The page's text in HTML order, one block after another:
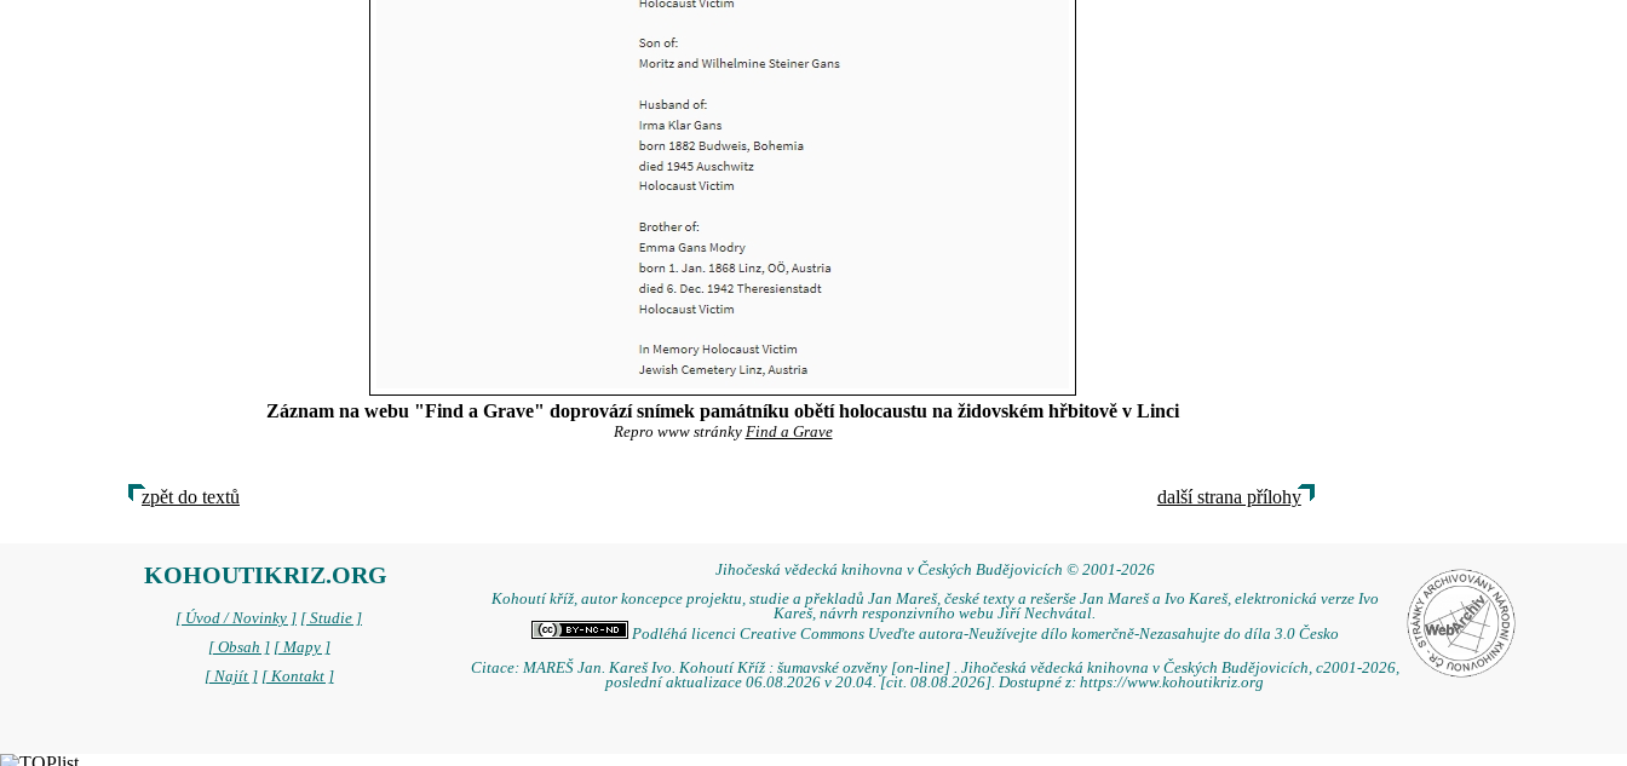
Záznam na webu "Find a Grave" doprovází snímek památníku obětí holocaustu na židovském hřbitově v Linci
Repro www stránky Find a Grave
zpět do textů další strana přílohy
KOHOUTIKRIZ.ORG
[ Úvod / Novinky ] [ Studie ]
[ Obsah ] [ Mapy ]
[ Najít ] [ Kontakt ]
Jihočeská vědecká knihovna v Českých Budějovicích © 2001-2026
Kohoutí kříž, autor koncepce projektu, studie a překladů Jan Mareš, české texty a rešerše Jan Mareš a Ivo Kareš, elektronická verze Ivo
Kareš, návrh responzivního webu Jiří Nechvátal.
Podléhá licenci Creative Commons Uveďte autora-Neužívejte dílo komerčně-Nezasahujte do díla 3.0 Česko
Citace: MAREŠ Jan. Kareš Ivo. Kohoutí Kříž : šumavské ozvěny [on-line] . Jihočeská vědecká knihovna v Českých Budějovicích, c2001-2026,
poslední aktualizace 06.08.2026 v 20.04. [cit. 08.08.2026]. Dostupné z: https://www.kohoutikriz.org